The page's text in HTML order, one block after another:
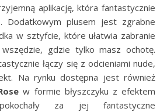
aplikację, która fantastycznie
Dodatkowym plusem jest zgrabne
w sztyfcie, które ułatwia zabranie
wszędzie, gdzie tylko masz ochotę.
łączy się z odcieniami nude,
Na rynku dostępna jest również
w formie błyszczyku z efektem
za jej fantastyczne